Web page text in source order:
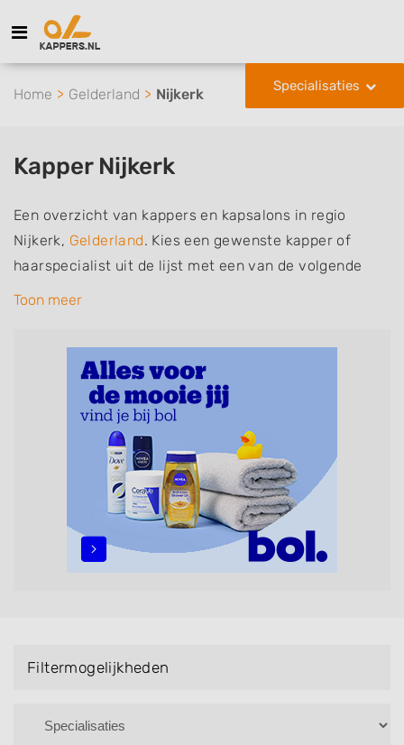
Specialisaties
Home Gelderland Nijkerk
Kapper Nijkerk
Een overzicht van kappers en kapsalons in regio
Nijkerk, Gelderland. Kies een gewenste kapper of
haarspecialist uit de lijst met een van de volgende
specialisaties of aantekeningen: mannen of
zonder afspraak terecht kunt. De vermelde kappers
kunnen uw haren wassen, knippen, föhnen en kleuren,
maar ook helpen met extensions, balyage, invlechten,
opsteken, weave, een keratinebehandeling, een
permanent, een bruidkapsel, make-up & visagie,
epileren, schoonheidsbehandelingen, het trimmen van
een baard en pruiken. U kunt de zoekresultaten
filteren met behulp van de specialisatie filter en u
Toon meer
Filtermogelijkheden